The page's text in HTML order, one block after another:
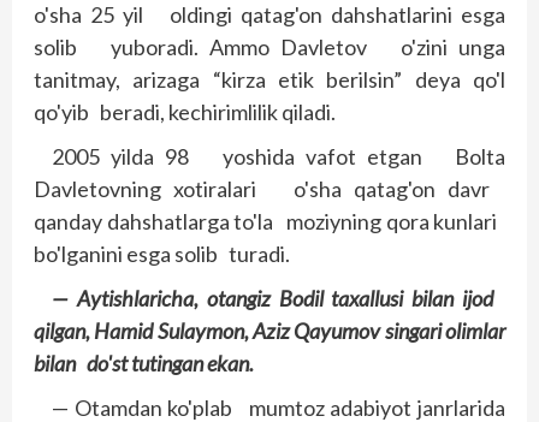
o'sha 25 yil oldingi qatag'on dahshatlarini esga
solib yuboradi. Ammo Davletov o'zini unga
tanitmay, arizaga “kirza etik berilsin” deya qo'l
qo'yib beradi, kechirimlilik qiladi.
2005 yilda 98 yoshida vafot etgan Bolta
Davletovning xotiralari o'sha qatag'on davr
qanday dahshatlarga to'la moziyning qora kunlari
bo'lganini esga solib turadi.
— Aytishlaricha, otangiz Bodil taxallusi bilan ijod
qilgan, Hamid Sulaymon, Aziz Qayumov singari olimlar
bilan do'st tutingan ekan.
— Otamdan ko'plab mumtoz adabiyot janrlarida